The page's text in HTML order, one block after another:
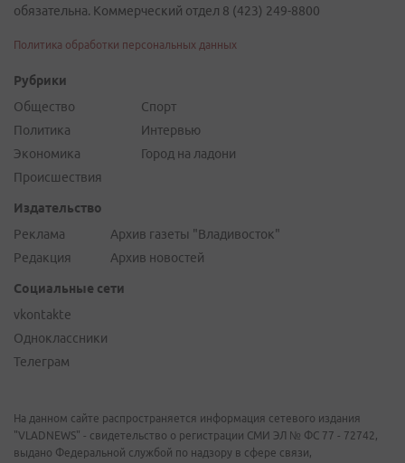
обязательна. Коммерческий отдел 8 (423) 249-8800
Политика обработки персональных данных
Рубрики
Общество
Политика
Экономика
Происшествия
Спорт
Интервью
Город на ладони
Издательство
Реклама
Редакция
Архив газеты "Владивосток"
Архив новостей
Социальные сети
vkontakte
Одноклассники
Телеграм
На данном сайте распространяется информация сетевого издания
"VLADNEWS" - свидетельство о регистрации СМИ ЭЛ № ФС 77 - 72742,
выдано Федеральной службой по надзору в сфере связи,